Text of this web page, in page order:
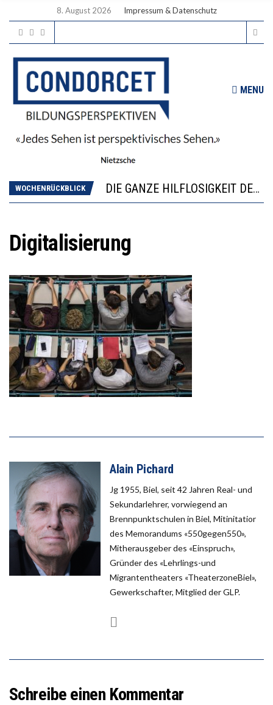
8. August 2026 Impressum & Datenschutz
MENU
WOCHENRÜCKBLICK
DIE GANZE HILFLOSIGKEIT DES BILDUNGSBÜRGERTUMS
WORAUS WÄCHST, WAS KINDER TRÄGT
Digitalisierung
Alain Pichard
Jg 1955, Biel, seit 42 Jahren Real- und
Sekundarlehrer, vorwiegend an
Brennpunktschulen in Biel, Mitinitatior
des Memorandums «550gegen550»,
Mitherausgeber des «Einspruch»,
Gründer des «Lehrlings-und
Migrantentheaters «TheaterzoneBiel»,
Gewerkschafter, Mitglied der GLP.
Schreibe einen Kommentar